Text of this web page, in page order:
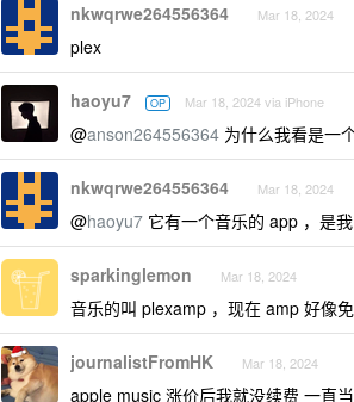
nkwqrwe264556364 Mar 18, 2024
plex
haoyu7 OP Mar 18, 2024 via iPhone
@anson264556364 为什么我看是一
nkwqrwe264556364 Mar 18, 2024
@haoyu7 它有一个音乐的 app ，是
sparkinglemon Mar 18, 2024
音乐的叫 plexamp ，现在 amp 好像
journalistFromHK Mar 18, 2024
apple music 涨价后我就没续费 一直